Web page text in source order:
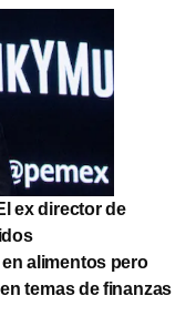
ex director de
alimentos pero
temas de finanzas